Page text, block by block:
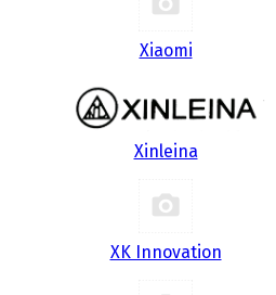
Xiaomi
Xinleina
XK Innovation